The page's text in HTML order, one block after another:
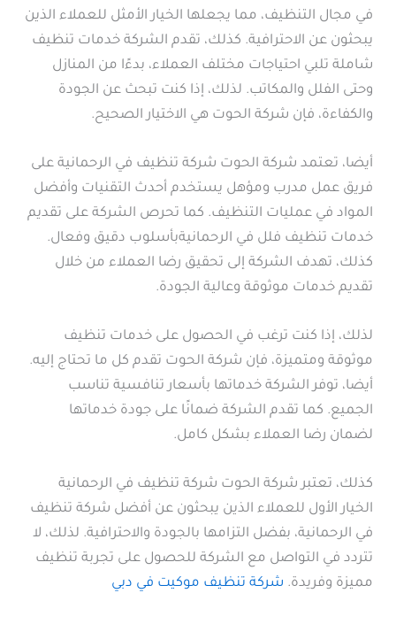
في مجال التنظيف، مما يجعلها الخيار الأمثل للعملاء الذين
يبحثون عن الاحترافية. كذلك، تقدم الشركة خدمات تنظيف
شاملة تلبي احتياجات مختلف العملاء، بدءًا من المنازل
وحتى الفلل والمكاتب. لذلك، إذا كنت تبحث عن الجودة
والكفاءة، فإن شركة الحوت هي الاختيار الصحيح.
أيضا، تعتمد شركة الحوت شركة تنظيف في الرحمانية على
فريق عمل مدرب ومؤهل يستخدم أحدث التقنيات وأفضل
المواد في عمليات التنظيف. كما تحرص الشركة على تقديم
خدمات تنظيف فلل في الرحمانيةبأسلوب دقيق وفعال.
كذلك، تهدف الشركة إلى تحقيق رضا العملاء من خلال
تقديم خدمات موثوقة وعالية الجودة.
لذلك، إذا كنت ترغب في الحصول على خدمات تنظيف
موثوقة ومتميزة، فإن شركة الحوت تقدم كل ما تحتاج إليه.
أيضا، توفر الشركة خدماتها بأسعار تنافسية تناسب
الجميع. كما تقدم الشركة ضمانًا على جودة خدماتها
لضمان رضا العملاء بشكل كامل.
كذلك، تعتبر شركة الحوت شركة تنظيف في الرحمانية
الخيار الأول للعملاء الذين يبحثون عن أفضل شركة تنظيف
في الرحمانية، بفضل التزامها بالجودة والاحترافية. لذلك، لا
تتردد في التواصل مع الشركة للحصول على تجربة تنظيف
مميزة وفريدة. شركة تنظيف موكيت في دبي